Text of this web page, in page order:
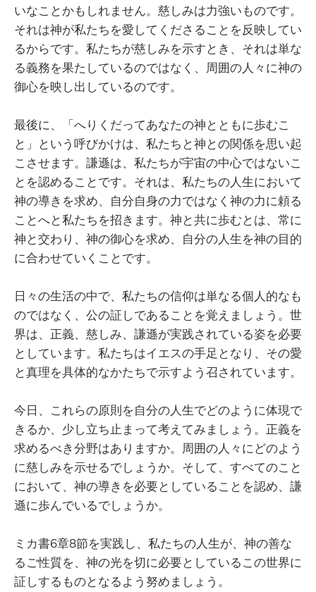
いなことかもしれません。慈しみは力強いものです。
それは神が私たちを愛してくださることを反映してい
るからです。私たちが慈しみを示すとき、それは単な
る義務を果たしているのではなく、周囲の人々に神の
御心を映し出しているのです。
最後に、「へりくだってあなたの神とともに歩むこ
と」という呼びかけは、私たちと神との関係を思い起
こさせます。謙遜は、私たちが宇宙の中心ではないこ
とを認めることです。それは、私たちの人生において
神の導きを求め、自分自身の力ではなく神の力に頼る
ことへと私たちを招きます。神と共に歩むとは、常に
神と交わり、神の御心を求め、自分の人生を神の目的
に合わせていくことです。
日々の生活の中で、私たちの信仰は単なる個人的なも
のではなく、公の証しであることを覚えましょう。世
界は、正義、慈しみ、謙遜が実践されている姿を必要
としています。私たちはイエスの手足となり、その愛
と真理を具体的なかたちで示すよう召されています。
今日、これらの原則を自分の人生でどのように体現で
きるか、少し立ち止まって考えてみましょう。正義を
求めるべき分野はありますか。周囲の人々にどのよう
に慈しみを示せるでしょうか。そして、すべてのこと
において、神の導きを必要としていることを認め、謙
遜に歩んでいるでしょうか。
ミカ書6章8節を実践し、私たちの人生が、神の善な
るご性質を、神の光を切に必要としているこの世界に
証しするものとなるよう努めましょう。